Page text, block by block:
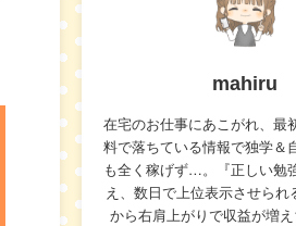
mahiru
在宅のお仕事にあこがれ、最
料で落ちている情報で独学＆
も全く稼げず…。『正しい勉
え、数日で上位表示させられ
から右肩上がりで収益が増